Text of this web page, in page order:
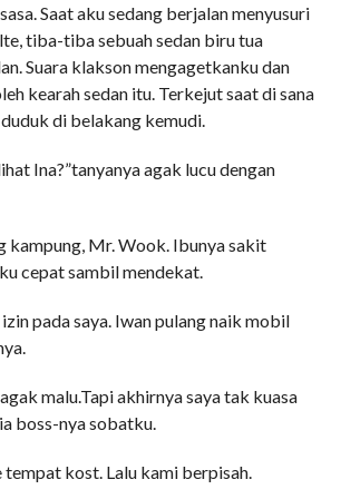
Saat aku sedang berjalan menyusuri
tiba-tiba sebuah sedan biru tua
Suara klakson mengagetkanku dan
kearah sedan itu. Terkejut saat di sana
di belakang kemudi.
Ina?”tanyanya agak lucu dengan
kampung, Mr. Wook. Ibunya sakit
cepat sambil mendekat.
pada saya. Iwan pulang naik mobil
malu.Tapi akhirnya saya tak kuasa
boss-nya sobatku.
tempat kost. Lalu kami berpisah.